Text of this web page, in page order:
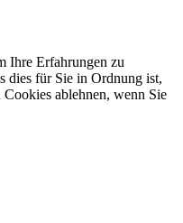
Ihre Erfahrungen zu
dies für Sie in Ordnung ist,
ablehnen, wenn Sie